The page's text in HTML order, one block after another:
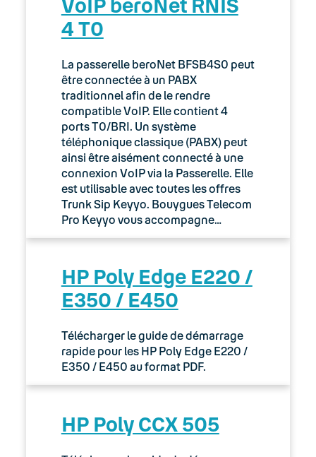
4 T0
La passerelle beroNet BFSB4S0 peut
être connectée à un PABX
traditionnel afin de le rendre
compatible VoIP. Elle contient 4
ports T0/BRI. Un système
téléphonique classique (PABX) peut
ainsi être aisément connecté à une
connexion VoIP via la Passerelle. Elle
est utilisable avec toutes les offres
Trunk Sip Keyyo. Bouygues Telecom
Pro Keyyo vous accompagne…
HP Poly Edge E220 /
E350 / E450
Télécharger le guide de démarrage
rapide pour les HP Poly Edge E220 /
E350 / E450 au format PDF.
HP Poly CCX 505